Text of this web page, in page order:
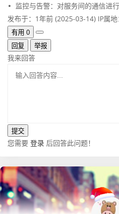
• 监控与告警：对服务间的通信进
发布于：1年前 (2025-03-14) IP属
有用 0
回复
举报
我来回答
您需要 登录 后回答此问题！